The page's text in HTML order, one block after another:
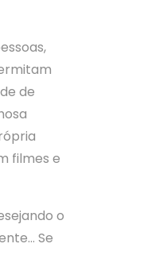
de
filmes e
o
Se